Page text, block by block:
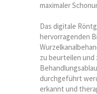
maximaler
Das digitale
hervorragenden
zu beurteilen und
durchgeführt
erkannt und